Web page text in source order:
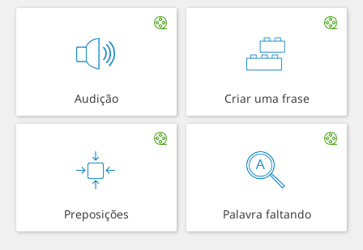
Audição Criar uma frase
Preposições Palavra faltando